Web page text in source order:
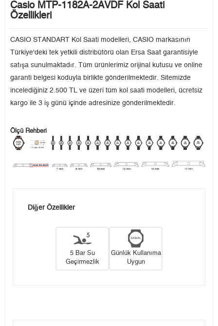
Casio MTP-1182A-2AVDF Kol Saati
Özellikleri
CASIO STANDART Kol Saati modelleri, CASIO markasının
Türkiye'deki tek yetkili distribütörü olan Ersa Saat garantisiyle
satışa sunulmaktadır. Tüm ürünlerimiz orijinal kutusu ve online
garanti belgesi koduyla birlikte gönderilmektedir. Sitemizde
incelediğiniz 2.500 TL ve üzeri tüm kol saati modelleri, ücretsiz
kargo ile 3 iş günü içinde adresinize gönderilmektedir.
Ölçü Rehberi
Diğer Özellikler
5 Bar Su
Geçirmezlik
Günlük Kullanıma
Uygun